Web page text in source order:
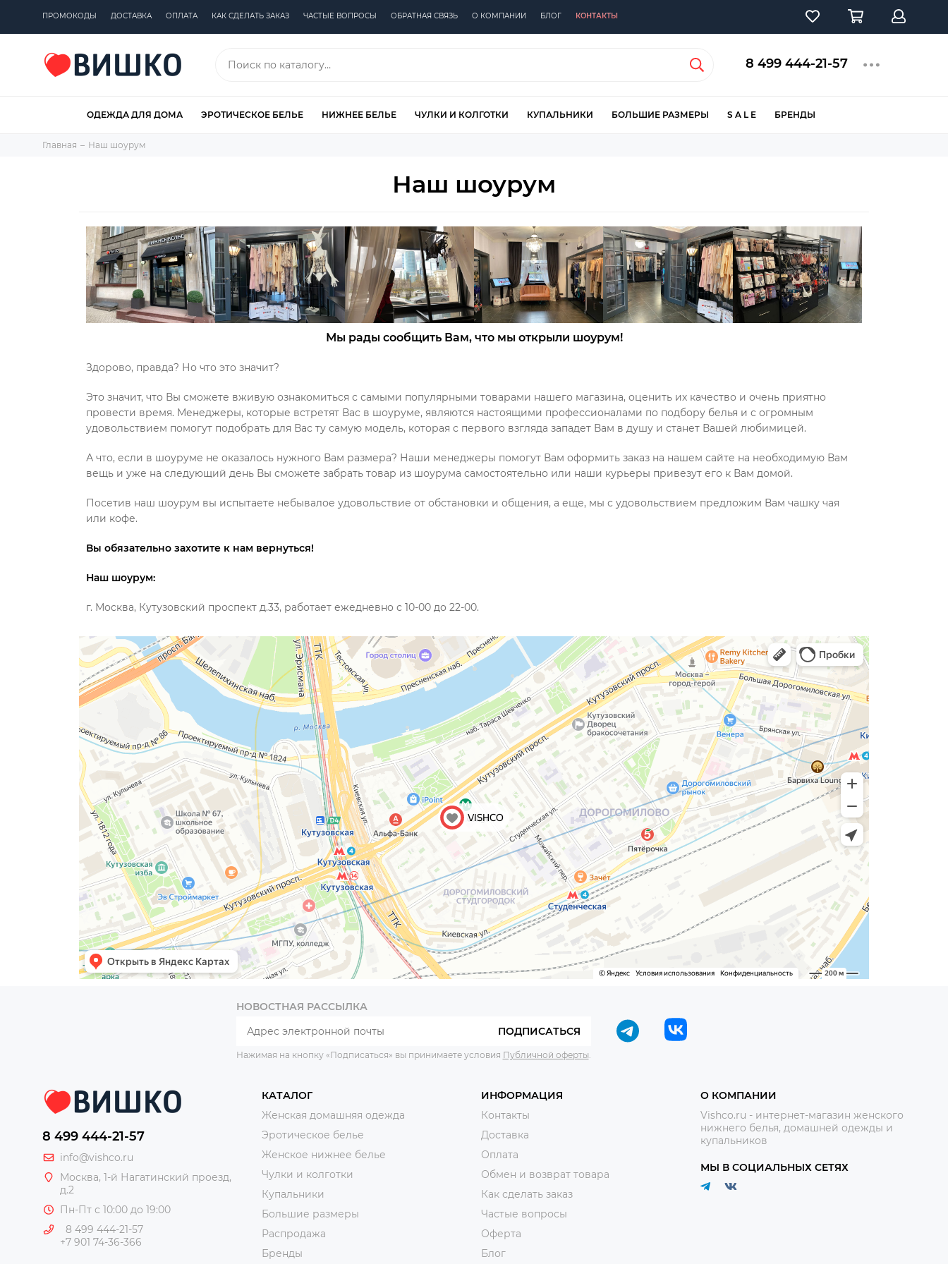
ПРОМОКОДЫ ДОСТАВКА ОПЛАТА КАК СДЕЛАТЬ ЗАКАЗ ЧАСТЫЕ ВОПРОСЫ ОБРАТНАЯ СВЯЗЬ О КОМПАНИИ БЛОГ КОНТАКТЫ
8 499 444-21-57
ОДЕЖДА ДЛЯ ДОМА ЭРОТИЧЕСКОЕ БЕЛЬЕ НИЖНЕЕ БЕЛЬЕ ЧУЛКИ И КОЛГОТКИ КУПАЛЬНИКИ БОЛЬШИЕ РАЗМЕРЫ S A L E БРЕНДЫ
Главная Наш шоурум
Наш шоурум
Мы рады сообщить Вам, что мы открыли шоурум!
Здорово, правда? Но что это значит?
Это значит, что Вы сможете вживую ознакомиться с самыми популярными товарами нашего магазина, оценить их качество и очень приятно
провести время. Менеджеры, которые встретят Вас в шоуруме, являются настоящими профессионалами по подбору белья и с огромным
удовольствием помогут подобрать для Вас ту самую модель, которая с первого взгляда западет Вам в душу и станет Вашей любимицей.
А что, если в шоуруме не оказалось нужного Вам размера? Наши менеджеры помогут Вам оформить заказ на нашем сайте на необходимую Вам
вещь и уже на следующий день Вы сможете забрать товар из шоурума самостоятельно или наши курьеры привезут его к Вам домой.
Посетив наш шоурум вы испытаете небывалое удовольствие от обстановки и общения, а еще, мы с удовольствием предложим Вам чашку чая
или кофе.
Вы обязательно захотите к нам вернуться!
Наш шоурум:
г. Москва, Кутузовский проспект д.33, работает ежедневно с 10-00 до 22-00.
НОВОСТНАЯ РАССЫЛКА
ПОДПИСАТЬСЯ
Нажимая на кнопку «Подписаться» вы принимаете условия Публичной оферты.
8 499 444-21-57
info@vishco.ru
Москва, 1-й Нагатинский проезд,
д.2
Пн-Пт с 10:00 до 19:00
8 499 444-21-57
+7 901 74-36-366
КАТАЛОГ
Женская домашняя одежда
Эротическое белье
Женское нижнее белье
Чулки и колготки
Купальники
Большие размеры
Распродажа
Бренды
ИНФОРМАЦИЯ
Контакты
Доставка
Оплата
Обмен и возврат товара
Как сделать заказ
Частые вопросы
Оферта
Блог
О КОМПАНИИ
Vishco.ru - интернет-магазин женского
нижнего белья, домашней одежды и
купальников
МЫ В СОЦИАЛЬНЫХ СЕТЯХ